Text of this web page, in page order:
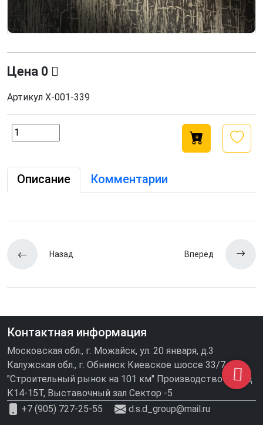
Цена 0
Артикул Х-001-339
Описание Комментарии
Назад Вперёд
Контактная информация
Московская обл., г. Можайск, ул. 20 января, д.3
Калужская обл., г. Обнинск Киевское шоссе 33/7
"Строительный рынок на 101 км" Производство\склад
К14-15Т, Выставочный зал Сектор -5
+7 (905) 727-25-55
d.s.d_group@mail.ru